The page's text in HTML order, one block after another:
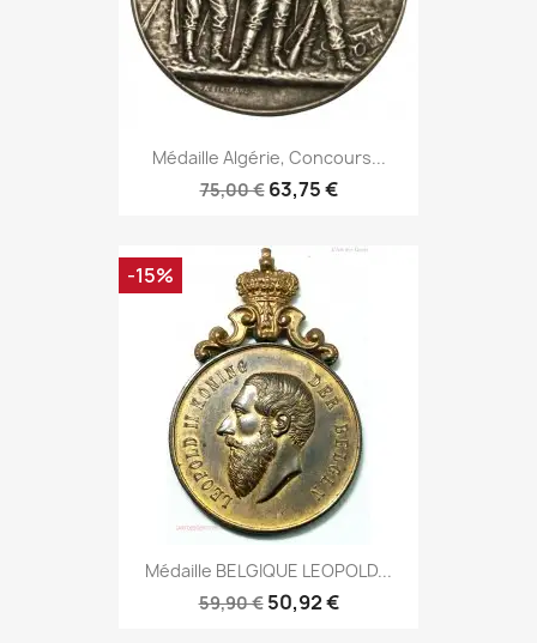
Médaille Algérie, Concours...
75,00 € 63,75 €
Médaille BELGIQUE LEOPOLD...
59,90 € 50,92 €
-15%